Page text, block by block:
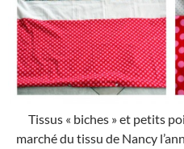
Tissus « biches » et petits
marché du tissu de Nancy